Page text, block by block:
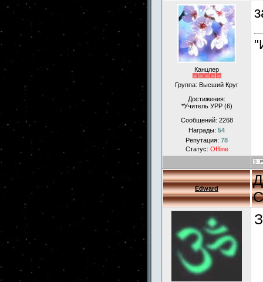
Канцлер
Группа: Высший Круг
Достижения:
*Учитель УРР (6)
Сообщений: 2268
Награды: 54
Репутация: 78
Статус: Offline
Edward